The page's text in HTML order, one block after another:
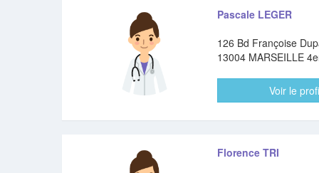
Pascale LEGER
126 Bd Françoise
13004 MARSEILLE
Voir le
Florence TRI